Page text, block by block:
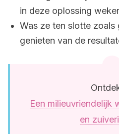
in deze oplossing
Was ze ten slotte
genieten van de
Een milieuvriendelijk
en